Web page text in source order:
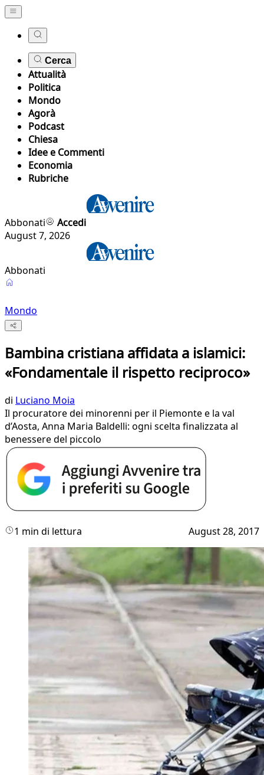
Cerca
Attualità
Politica
Mondo
Agorà
Podcast
Chiesa
Idee e Commenti
Economia
Rubriche
Abbonati
Accedi
August 7, 2026
Abbonati
Mondo
Bambina cristiana affidata a islamici:
«Fondamentale il rispetto reciproco»
di Luciano Moia
Il procuratore dei minorenni per il Piemonte e la val
d’Aosta, Anna Maria Baldelli: ogni scelta finalizzata al
benessere del piccolo
1 min di lettura August 28, 2017